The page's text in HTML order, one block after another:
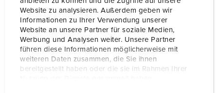
Website zu analysieren. Außerdem geben wir
Informationen zu Ihrer Verwendung unserer
Website an unsere Partner für soziale Medien,
Werbung und Analysen weiter. Unsere Partner
führen diese Informationen möglicherweise mit
weiteren Daten zusammen, die Sie ihnen
bereitgestellt haben oder die sie im Rahmen Ihrer
CQC